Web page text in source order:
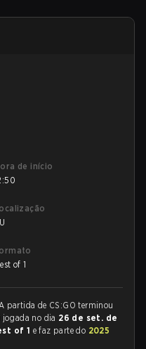
de início
of 1
partida de CS:GO terminou
jogada no dia 26 de set. de
of 1 e faz parte do 2025